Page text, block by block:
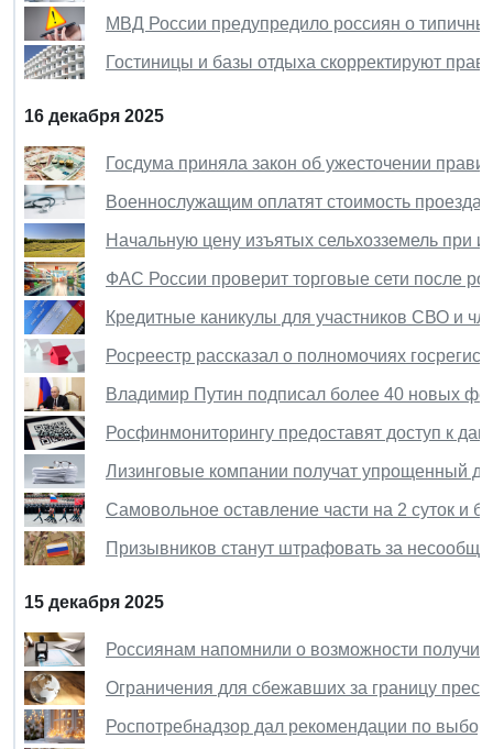
МВД России предупредило россиян о
Гостиницы и базы отдыха скорректируют
16 декабря 2025
Госдума приняла закон об ужесточении
Военнослужащим оплатят стоимость проезда
Начальную цену изъятых сельхозземель при
ФАС России проверит торговые сети после
Кредитные каникулы для участников СВО и
Росреестр рассказал о полномочиях
Владимир Путин подписал более 40 новых
Росфинмониторингу предоставят доступ к
Лизинговые компании получат упрощенный
Самовольное оставление части на 2 суток и
Призывников станут штрафовать за
15 декабря 2025
Россиянам напомнили о возможности
Ограничения для сбежавших за границу
Роспотребнадзор дал рекомендации по